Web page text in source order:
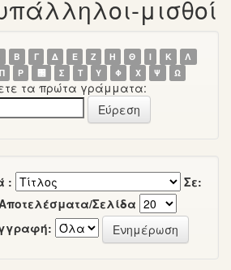
μισθοί
Β Γ Δ Ε Ζ Η Θ Ι Κ
Λ
Π Ρ ΢ Σ Τ Υ Φ Χ Ψ Ω
τα πρώτα γράμματα:
:
Σε:
Σελίδα